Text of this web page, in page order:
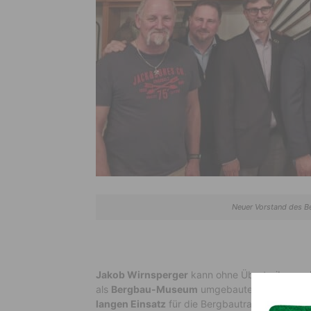
Neuer Vorstand des
Jakob Wirnsperger kann ohne Übertreibung
als Bergbau-Museum umgebauten Gasthaus
langen Einsatz für die Bergbautradition in